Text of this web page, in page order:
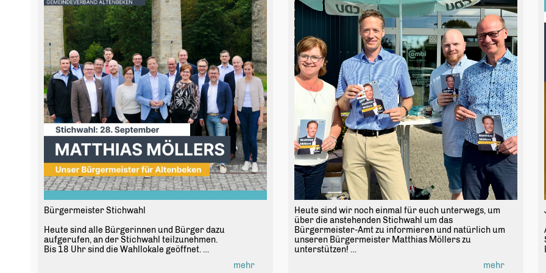
Anmeldung ist nicht erforderlich.
Bürgermeister Stichwahl
Heute sind alle Bürgerinnen und Bürger dazu
aufgerufen, an der Stichwahl teilzunehmen.
Bis 18 Uhr sind die Wahllokale geöffnet.
Die Ergebnisse können unter folgendem Link abgerufen
mehr
Heute sind wir noch einmal für euch unterwegs, um
über die anstehenden Stichwahl um das
Bürgermeister-Amt zu informieren und natürlich um
unseren Bürgermeister Matthias Möllers zu
unterstützen!
Nächste Woche Sonntag kommt es auf euch an! Geht
zur Wahl oder nutzt die Briefwahl, damit der bessere
mehr